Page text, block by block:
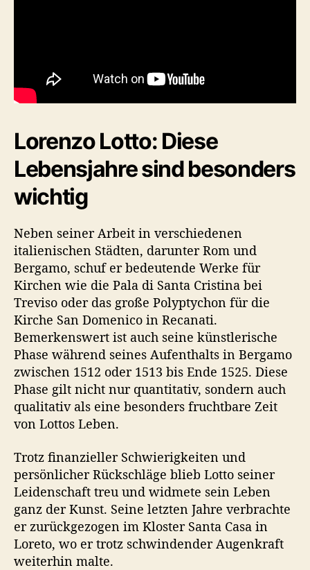
Lorenzo Lotto: Diese
Lebensjahre sind besonders
wichtig
Neben seiner Arbeit in verschiedenen
italienischen Städten, darunter Rom und
Bergamo, schuf er bedeutende Werke für
Kirchen wie die Pala di Santa Cristina bei
Treviso oder das große Polyptychon für die
Kirche San Domenico in Recanati.
Bemerkenswert ist auch seine künstlerische
Phase während seines Aufenthalts in Bergamo
zwischen 1512 oder 1513 bis Ende 1525. Diese
Phase gilt nicht nur quantitativ, sondern auch
qualitativ als eine besonders fruchtbare Zeit
von Lottos Leben.
Trotz finanzieller Schwierigkeiten und
persönlicher Rückschläge blieb Lotto seiner
Leidenschaft treu und widmete sein Leben
ganz der Kunst. Seine letzten Jahre verbrachte
er zurückgezogen im Kloster Santa Casa in
Loreto, wo er trotz schwindender Augenkraft
weiterhin malte.